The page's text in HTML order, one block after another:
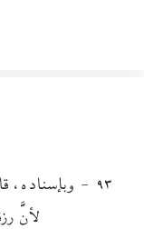
٩٣ - وبإسناده، قال شقيقٌ: ليس شئٌ أحبَّ الىَّ من الضيف،
لأنَّ